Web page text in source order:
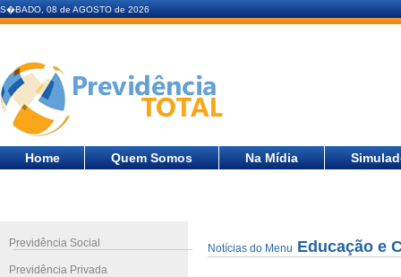
S�BADO, 08 de AGOSTO de 2026
Home Quem Somos Na Mídia
Previdência Social
Previdência Privada
Notícias do Menu Educação e